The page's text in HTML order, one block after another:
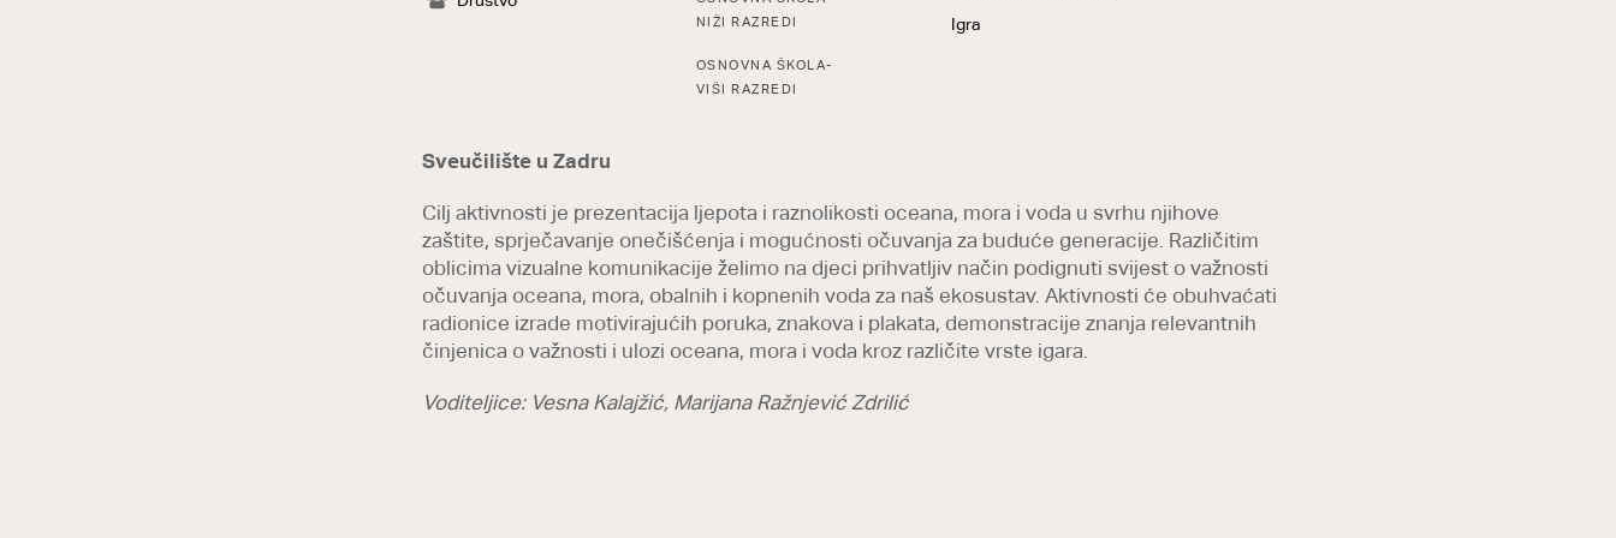
NIŽI RAZREDI
OSNOVNA ŠKOLA-
VIŠI RAZREDI
Igra
Sveučilište u Zadru
Cilj aktivnosti je prezentacija ljepota i raznolikosti oceana, mora i voda u svrhu njihove
zaštite, sprječavanje onečišćenja i mogućnosti očuvanja za buduće generacije. Različitim
oblicima vizualne komunikacije želimo na djeci prihvatljiv način podignuti svijest o važnosti
očuvanja oceana, mora, obalnih i kopnenih voda za naš ekosustav. Aktivnosti će obuhvaćati
radionice izrade motivirajućih poruka, znakova i plakata, demonstracije znanja relevantnih
činjenica o važnosti i ulozi oceana, mora i voda kroz različite vrste igara.
Voditeljice: Vesna Kalajžić, Marijana Ražnjević Zdrilić